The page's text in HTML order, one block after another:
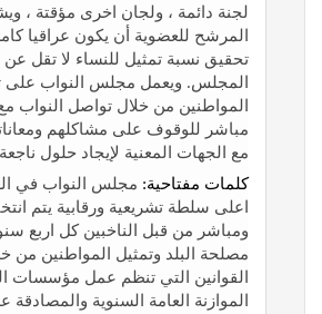
لجنة دائمة ، ولجان اخرى مؤقتة ،
المرشح للعضوية أن يكون عراقيا
تحقيق نسبة تمثيل للنساء لا تقل
المجلس. ويعمل مجلس النواب على
المواطنين من خلال تواصل النواب
مباشر للوقوف على مشاكلهم
مع الجهات المعنية لإيجاد حلول
كلمات مفتاحية: مجلس النواب في
اعلى سلطة تشريعية ورقابية يتم
ومباشر من قبل الناخبين كل اربع
مصلحة البلد وتمثيل المواطنين من
القوانين التي تنظم عمل مؤسسات
الموازنة العامة السنوية والمصادقة